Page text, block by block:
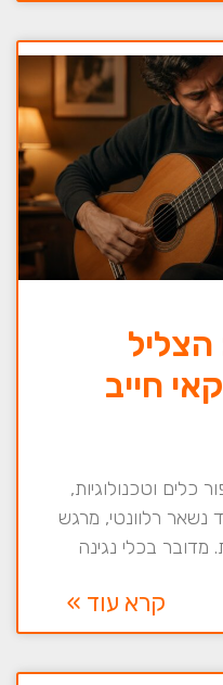
חייב
כלים וטכנולוגיות,
רלוונטי, מרגש
מדובר בכלי נגינה
קרא עוד »